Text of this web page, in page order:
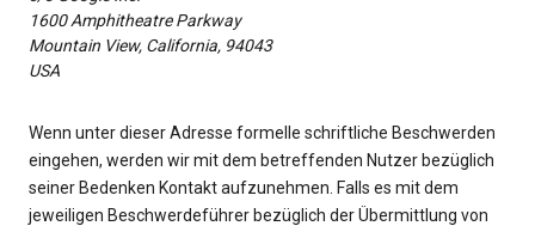
1600 Amphitheatre Parkway
Mountain View, California, 94043
USA
Wenn unter dieser Adresse formelle schriftliche Beschwerden
eingehen, werden wir mit dem betreffenden Nutzer bezüglich
seiner Bedenken Kontakt aufzunehmen. Falls es mit dem
jeweiligen Beschwerdeführer bezüglich der Übermittlung von